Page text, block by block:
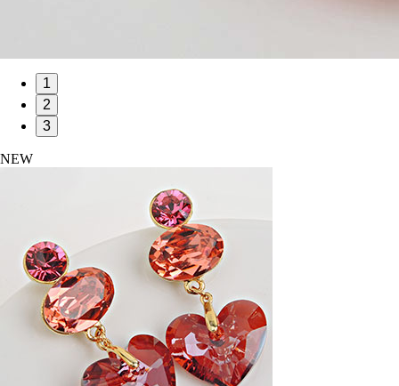
1
2
3
NEW